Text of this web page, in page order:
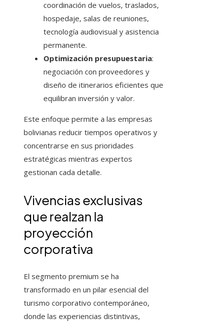
coordinación de vuelos, traslados,
hospedaje, salas de reuniones,
tecnología audiovisual y asistencia
permanente.
Optimización presupuestaria:
negociación con proveedores y
diseño de itinerarios eficientes que
equilibran inversión y valor.
Este enfoque permite a las empresas
bolivianas reducir tiempos operativos y
concentrarse en sus prioridades
estratégicas mientras expertos
gestionan cada detalle.
Vivencias exclusivas
que realzan la
proyección
corporativa
El segmento premium se ha
transformado en un pilar esencial del
turismo corporativo contemporáneo,
donde las experiencias distintivas,